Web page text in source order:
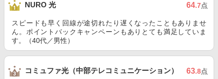
NURO 光 64.7点
スピードも早く回線が途切れたり遅くなったこともありませ
ん。ポイントバックキャンペーンもありとても満足していま
す。（40代／男性）
コミュファ光（中部テレコミュニケーション） 63.8点